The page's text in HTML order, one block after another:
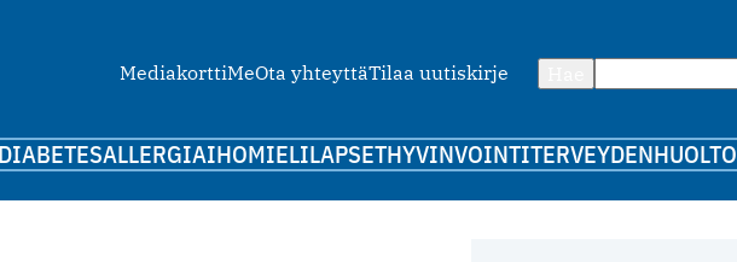
MediakorttiMeOta yhteyttäTilaa uutiskirje
DIABETESALLERGIAIHOMIELILAPSETHYVINVOINTITERVEYDENHUOLTO